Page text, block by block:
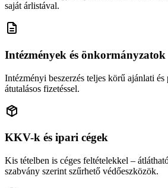
saját árlistával.
Intézmények és önkormányzatok
Intézményi beszerzés teljes körű ajánlati
átutalásos fizetéssel.
KKV-k és ipari cégek
Kis tételben is céges feltételekkel –
szabvány szerint szűrhető védőeszközök.